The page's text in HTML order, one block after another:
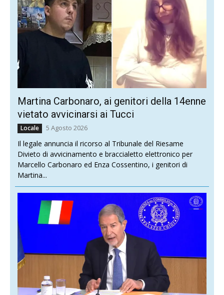
Martina Carbonaro, ai genitori della 14enne
vietato avvicinarsi ai Tucci
Locale 5 Agosto 2026
Il legale annuncia il ricorso al Tribunale del Riesame
Divieto di avvicinamento e braccialetto elettronico per
Marcello Carbonaro ed Enza Cossentino, i genitori di
Martina...